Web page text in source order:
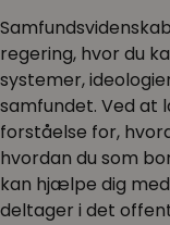
regering, hvor du
systemer,
samfundet. Ved at
forståelse for,
hvordan du som
kan hjælpe dig
deltager i det